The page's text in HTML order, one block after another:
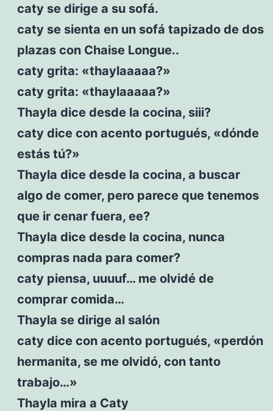
caty se dirige a su sofá.
caty se sienta en un sofá tapizado de dos
plazas con Chaise Longue..
caty grita: «thaylaaaaa?»
caty grita: «thaylaaaaa?»
Thayla dice desde la cocina, siii?
caty dice con acento portugués, «dónde
estás tú?»
Thayla dice desde la cocina, a buscar
algo de comer, pero parece que tenemos
que ir cenar fuera, ee?
Thayla dice desde la cocina, nunca
compras nada para comer?
caty piensa, uuuuf… me olvidé de
comprar comida…
Thayla se dirige al salón
caty dice con acento portugués, «perdón
hermanita, se me olvidó, con tanto
trabajo…»
Thayla mira a Caty